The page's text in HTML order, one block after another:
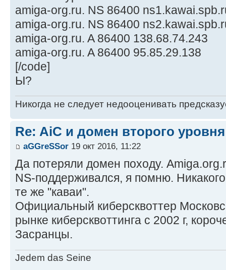
amiga-org.ru. NS 86400
amiga-org.ru. NS 86400
amiga-org.ru. A 86400 138.68.74.243
amiga-org.ru. A 86400 95.85.29.138
[/code]
Ы?
Никогда не следует недооценивать
Re: AiC и домен второго уровня
aGGreSSor 19 окт 2016, 11:22
Да потеряли домен походу.
NS-поддерживался, я помню.
те же "каваи".
Официальный киберсквоттер
рынке киберсквоттинга с 2002 г,
Засранцы.
Jedem das Seine